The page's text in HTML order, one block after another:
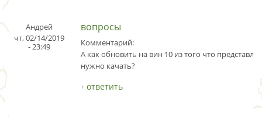
Андрей
чт, 02/14/2019
- 23:49
вопросы
Комментарий:
А как обновить на вин 10 из того что
нужно качать?
ответить